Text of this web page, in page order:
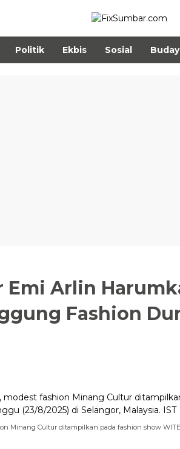
Politik Ekbis Sosial
Emi Arlin
Fashion
Minang Cultur ditampilkan pada fashion show